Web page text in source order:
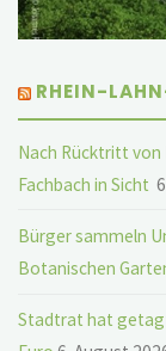
RHEIN-
Nach Rücktritt
Fachbach in Sicht
Bürger sammeln
Botanischen
Stadtrat hat